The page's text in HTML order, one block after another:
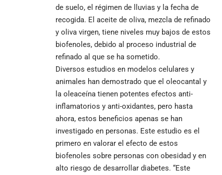
de suelo, el régimen de lluvias y la fecha de
recogida. El aceite de oliva, mezcla de refinado
y oliva virgen, tiene niveles muy bajos de estos
biofenoles, debido al proceso industrial de
refinado al que se ha sometido.
Diversos estudios en modelos celulares y
animales han demostrado que el oleocantal y
la oleaceína tienen potentes efectos anti-
inflamatorios y anti-oxidantes, pero hasta
ahora, estos beneficios apenas se han
investigado en personas. Este estudio es el
primero en valorar el efecto de estos
biofenoles sobre personas con obesidad y en
alto riesgo de desarrollar diabetes. “Este